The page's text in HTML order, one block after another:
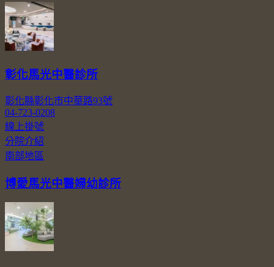
彰化馬光中醫診所
彰化縣彰化市中華路93號
04-723-0208
線上掛號
分院介紹
南部地區
博愛馬光中醫婦幼診所